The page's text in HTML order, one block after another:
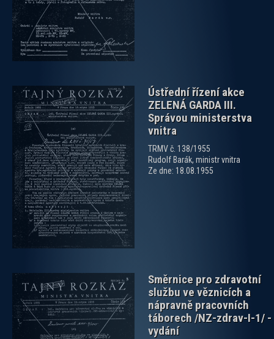
Ústřední řízení akce
ZELENÁ GARDA III.
Správou ministerstva
vnitra
TRMV č. 138/1955
Rudolf Barák, ministr vnitra
Ze dne: 18.08.1955
Směrnice pro zdravotní
službu ve věznicích a
nápravně pracovních
táborech /NZ-zdrav-I-1/ -
vydání
zobrazit PDF dokument